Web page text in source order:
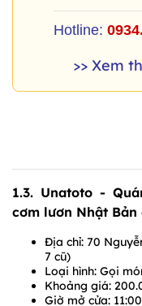
Hotline:
>> Xem
1.3. Unatoto -
cơm lươn Nhật
Địa chỉ: 70
7 cũ)
Loại hình: Gọi
Khoảng giá:
Giờ mở cửa: